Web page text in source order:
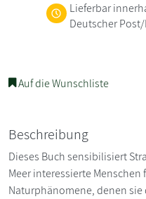
Lieferbar
Deutscher Post/
Auf die Wunschliste
Beschreibung
Dieses Buch sensibilisiert
Meer interessierte
Naturphänomene, denen